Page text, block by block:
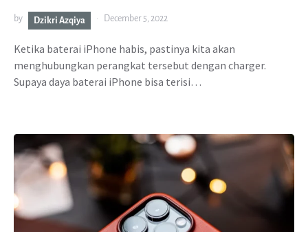
by Dzikri Azqiya December 5, 2022
Ketika baterai iPhone habis, pastinya kita akan
menghubungkan perangkat tersebut dengan charger.
Supaya daya baterai iPhone bisa terisi…